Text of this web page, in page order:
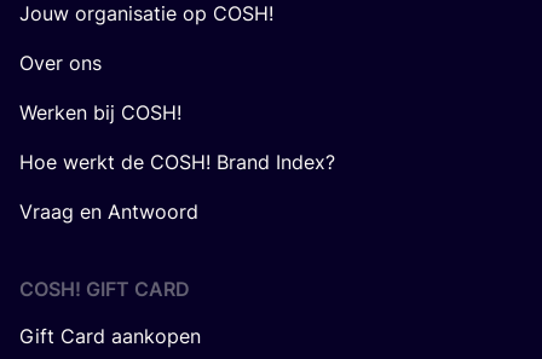
Jouw organisatie op COSH!
Over ons
Werken bij COSH!
Hoe werkt de COSH! Brand Index?
Vraag en Antwoord
COSH! GIFT CARD
Gift Card aankopen